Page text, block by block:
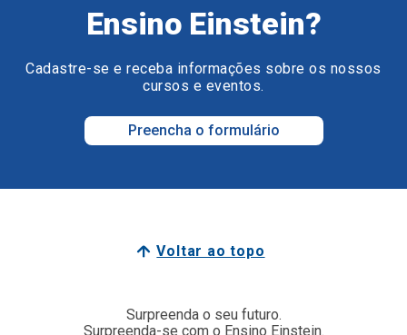
Ensino Einstein?
Cadastre-se e receba informações sobre os nossos
cursos e eventos.
Preencha o formulário
Voltar ao topo
Surpreenda o seu futuro.
Surpreenda-se com o Ensino Einstein.